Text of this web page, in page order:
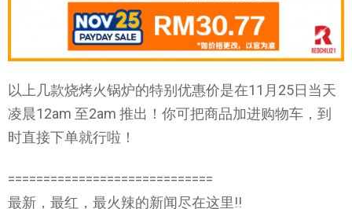
以上几款烧烤火锅炉的特别优惠价是在11月25日当天
凌晨12am 至2am 推出！你可把商品加进购物车，到
时直接下单就行啦！
=============================
最新，最红，最火辣的新闻尽在这里!!